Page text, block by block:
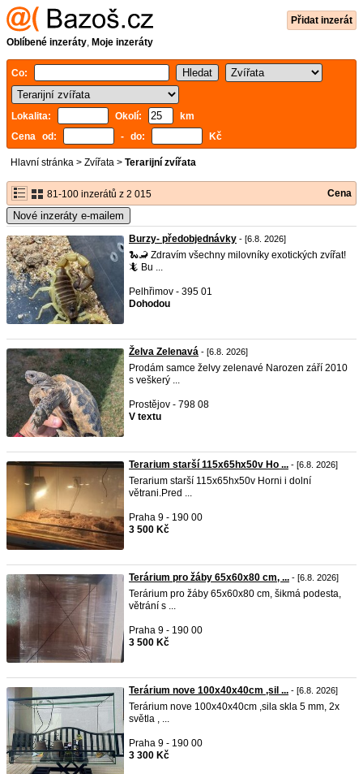
Přidat inzerát
Oblíbené inzeráty, Moje inzeráty
Co:
Lokalita: Okolí:
km
Cena od:
- do: Kč
Hlavní stránka > Zvířata > Terarijní zvířata
81-100 inzerátů z 2 015 Cena
Nové inzeráty e-mailem
Burzy- předobjednávky - [6.8. 2026]
🐍🦂 Zdravím všechny milovníky exotických zvířat!
🦎 Bu ...
Pelhřimov - 395 01
Dohodou
Želva Zelenavá - [6.8. 2026]
Prodám samce želvy zelenavé Narozen září 2010
s veškerý ...
Prostějov - 798 08
V textu
Terarium starší 115x65hx50v Ho ... - [6.8. 2026]
Terarium starší 115x65hx50v Horni i dolní
větrani.Pred ...
Praha 9 - 190 00
3 500 Kč
Terárium pro žáby 65x60x80 cm, ... - [6.8. 2026]
Terárium pro žáby 65x60x80 cm, šikmá podesta,
větrání s ...
Praha 9 - 190 00
3 500 Kč
Terárium nove 100x40x40cm ,sil ... - [6.8. 2026]
Terárium nove 100x40x40cm ,sila skla 5 mm, 2x
světla , ...
Praha 9 - 190 00
3 300 Kč